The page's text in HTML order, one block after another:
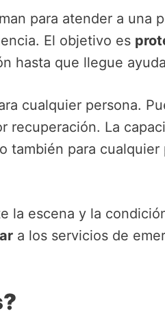
para atender a una
El objetivo es
hasta que llegue
cualquier persona.
recuperación. La
también para
la escena y la
a los servicios de